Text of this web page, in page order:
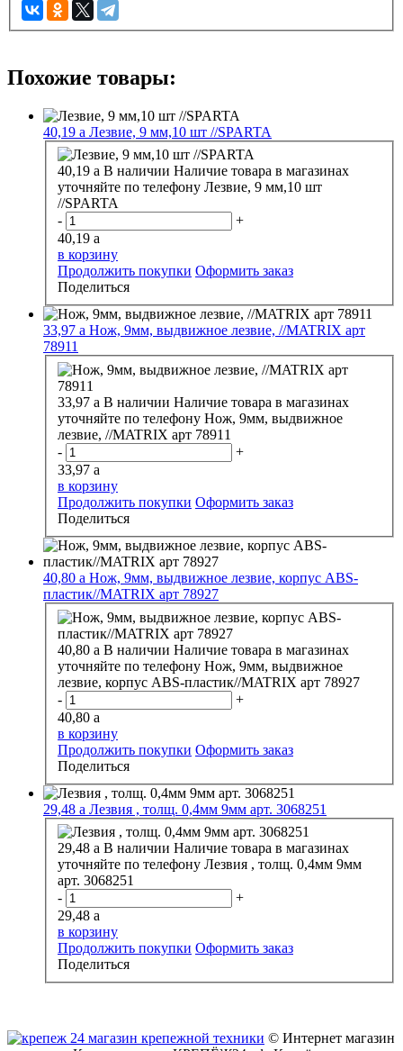
Похожие товары:
40,19 a Лезвие, 9 мм,10 шт //SPARTA
40,19 a В наличии Наличие товара в магазинах
уточняйте по телефону Лезвие, 9 мм,10 шт
//SPARTA
-
+
40,19 a
в корзину
Продолжить покупки Оформить заказ
Поделиться
33,97 a Нож, 9мм, выдвижное лезвие, //MATRIX арт
78911
33,97 a В наличии Наличие товара в магазинах
уточняйте по телефону Нож, 9мм, выдвижное
лезвие, //MATRIX арт 78911
-
+
33,97 a
в корзину
Продолжить покупки Оформить заказ
Поделиться
40,80 a Нож, 9мм, выдвижное лезвие, корпус ABS-
пластик//MATRIX арт 78927
40,80 a В наличии Наличие товара в магазинах
уточняйте по телефону Нож, 9мм, выдвижное
лезвие, корпус ABS-пластик//MATRIX арт 78927
-
+
40,80 a
в корзину
Продолжить покупки Оформить заказ
Поделиться
29,48 a Лезвия , толщ. 0,4мм 9мм арт. 3068251
29,48 a В наличии Наличие товара в магазинах
уточняйте по телефону Лезвия , толщ. 0,4мм 9мм
арт. 3068251
-
+
29,48 a
в корзину
Продолжить покупки Оформить заказ
Поделиться
© Интернет магазин